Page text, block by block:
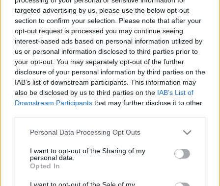
targeted advertising by us, please use the below opt-out
section to confirm your selection. Please note that after your
opt-out request is processed you may continue seeing
interest-based ads based on personal information utilized by
us or personal information disclosed to third parties prior to
your opt-out. You may separately opt-out of the further
disclosure of your personal information by third parties on the
IAB’s list of downstream participants. This information may
also be disclosed by us to third parties on the IAB’s List of
Downstream Participants that may further disclose it to other
Please note that this website/app uses one or more Google
not limited to your visit or usage behaviour. You may click to
grant or deny consent to Google and its third-party tags to
use your data for below specified purposes in below Google
consent section.
Personal Data Processing Opt Outs
I want to opt-out of the Sharing of my
personal data.
Opted In
I want to opt-out of the Sale of my
ΔΙΑΦΗΜΙΣΗ
News